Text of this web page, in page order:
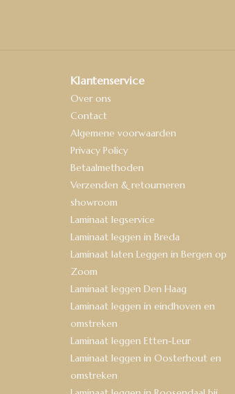
Klantenservice
Over ons
Contact
Algemene voorwaarden
Privacy Policy
Betaalmethoden
Verzenden & retourneren
showroom
Laminaat legservice
Laminaat leggen in Breda
Laminaat laten Leggen in Bergen op
Zoom
Laminaat leggen Den Haag
Laminaat leggen in eindhoven en
omstreken
Laminaat leggen Etten-Leur
Laminaat leggen in Oosterhout en
omstreken